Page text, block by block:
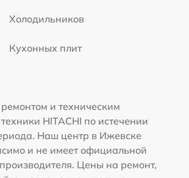
Холодильников
Кухонных плит
и техническим
HITACHI по истечении
Наш центр в Ижевске
и не имеет официальной
Цены на ремонт,